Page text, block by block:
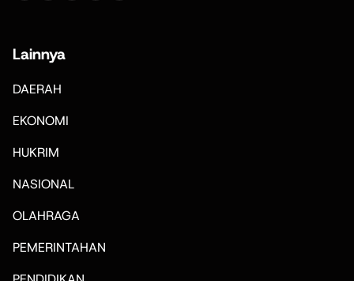
Lainnya
DAERAH
EKONOMI
HUKRIM
NASIONAL
OLAHRAGA
PEMERINTAHAN